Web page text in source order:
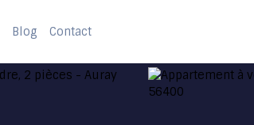
Blog Contact